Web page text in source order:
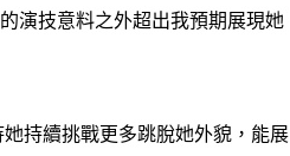
演技意料之外超出我預期展現她
持續挑戰更多跳脫她外貌，能展